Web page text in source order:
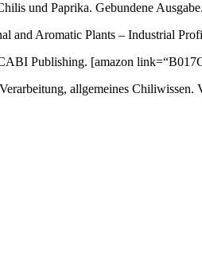
und Paprika. Gebundene
and Aromatic Plants – Industrial
Publishing. [amazon
allgemeines Chiliwissen.